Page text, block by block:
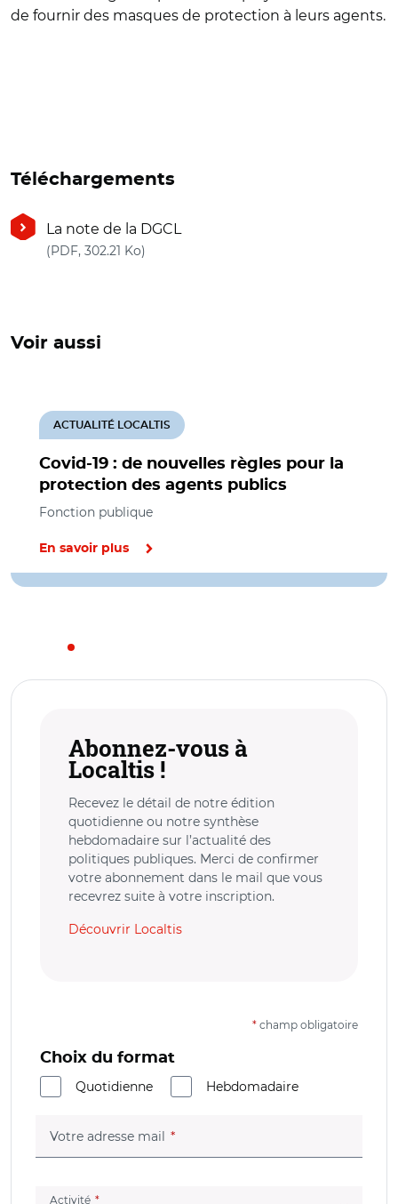
de fournir des masques de protection à leurs agents.
Téléchargements
La note de la DGCL
(PDF, 302.21 Ko)
Voir aussi
Covid-19 : de nouvelles règles pour la
protection des agents publics
ACTUALITÉ LOCALTIS
Fonction publique
En savoir plus
Abonnez-vous à
Localtis !
Recevez le détail de notre édition
quotidienne ou notre synthèse
hebdomadaire sur l’actualité des
politiques publiques. Merci de confirmer
votre abonnement dans le mail que vous
recevrez suite à votre inscription.
Découvrir Localtis
* champ obligatoire
Choix du format
Quotidienne
Hebdomadaire
Votre adresse mail (champ obligatoire)
Activité (champ obligatoire)